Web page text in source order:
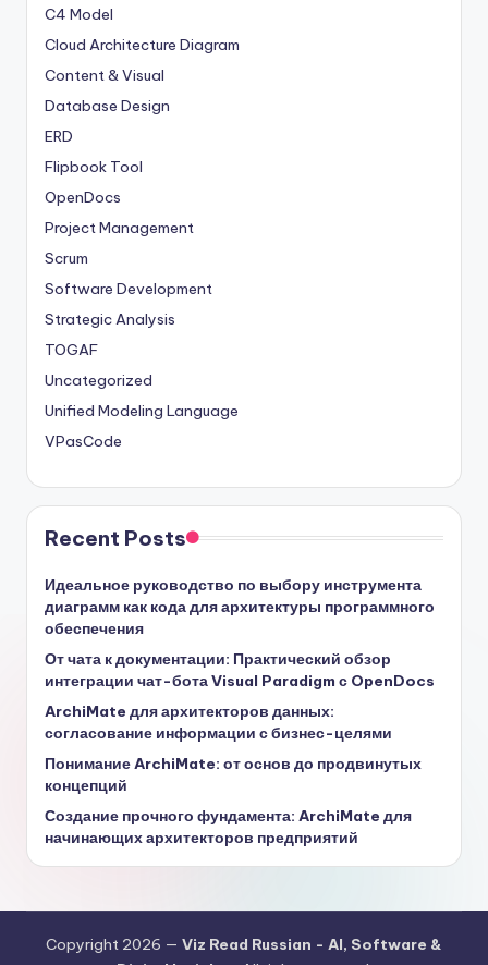
C4 Model
Cloud Architecture Diagram
Content & Visual
Database Design
ERD
Flipbook Tool
OpenDocs
Project Management
Scrum
Software Development
Strategic Analysis
TOGAF
Uncategorized
Unified Modeling Language
VPasCode
Recent Posts
Идеальное руководство по выбору инструмента
диаграмм как кода для архитектуры программного
обеспечения
От чата к документации: Практический обзор
интеграции чат-бота Visual Paradigm с OpenDocs
ArchiMate для архитекторов данных:
согласование информации с бизнес-целями
Понимание ArchiMate: от основ до продвинутых
концепций
Создание прочного фундамента: ArchiMate для
начинающих архитекторов предприятий
Copyright 2026 — Viz Read Russian - AI, Software &